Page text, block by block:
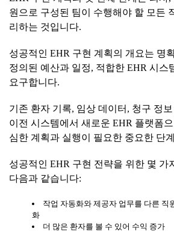
원으로 구성된 팀이 수행해야 할 모든
리하는 것입니다.
성공적인 EHR 구현 계획의 개요는 명
정의된 예산과 일정, 적합한 EHR 시스
요구합니다.
기존 환자 기록, 임상 데이터, 청구 정
이전 시스템에서 새로운 EHR 플랫폼
심한 계획과 실행이 필요한 중요한 단
성공적인 EHR 구현 전략을 위한 몇 가
다음과 같습니다:
작업 자동화와 제공자 업무를 다른 직
화
더 많은 환자를 볼 수 있어 수익 증가